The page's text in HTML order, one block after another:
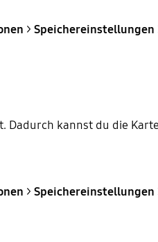
> Speichereinstellungen
Dadurch kannst du die Karte
> Speichereinstellungen